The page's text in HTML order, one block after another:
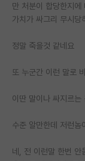
커리어
재팬라운지 🌸
만 처분이 합당한지에
가치가 싸그리 무시당
정말 죽을것 같네요
또 누군간 이런 말로
이딴 말이나 싸지르는
수준 알만한데 저런
네, 전 이런말 한번 안